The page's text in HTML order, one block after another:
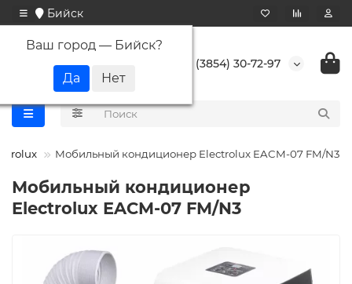
Бийск
Ваш город — Бийск?
+7 (3854) 30-72-97
Мобильный кондиционер Electrolux EACM-07 FM/N3
Мобильный кондиционер
Electrolux EACM-07 FM/N3